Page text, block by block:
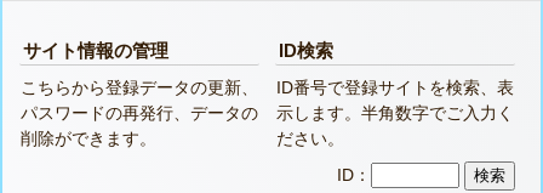
サイト情報の管理
こちらから登録データの更新、
パスワードの再発行、データの
削除ができます。
ID検索
ID番号で登録サイトを検索、表
示します。半角数字でご入力く
ださい。
ID：